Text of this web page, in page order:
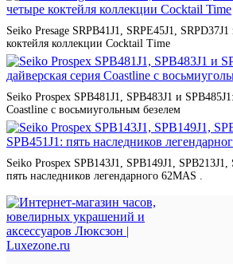
Seiko Presage SRPB41J1, SRPE45J1,
коктейля коллекции Cocktail Time
Seiko Prospex SPB481J1, SPB483J1 и
Coastline с восьмиугольным безелем
Seiko Prospex SPB143J1, SPB149J1, SPB213J1,
пять наследников легендарного 62MAS .